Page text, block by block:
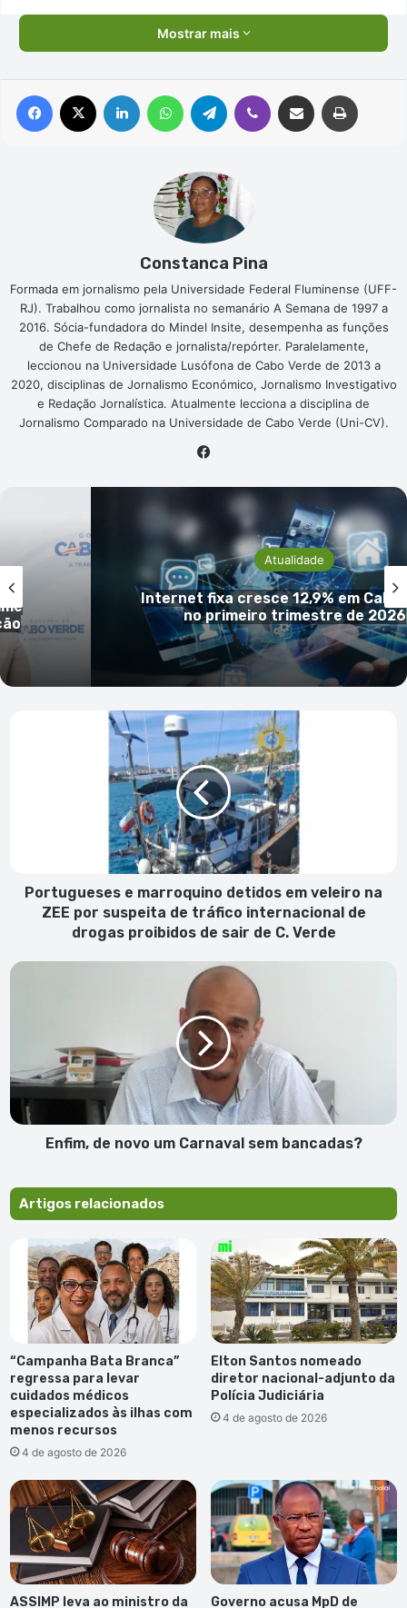
Mostrar mais
Facebook Linkedin WhatsAppTelegram Viber Compartilhar via e-mail
Constanca Pina
Formada em jornalismo pela Universidade Federal Fluminense (UFF-
RJ). Trabalhou como jornalista no semanário A Semana de 1997 a
2016. Sócia-fundadora do Mindel Insite, desempenha as funções
de Chefe de Redação e jornalista/repórter. Paralelamente,
leccionou na Universidade Lusófona de Cabo Verde de 2013 a
2020, disciplinas de Jornalismo Económico, Jornalismo Investigativo
e Redação Jornalística. Atualmente lecciona a disciplina de
Jornalismo Comparado na Universidade de Cabo Verde (Uni-CV).
Atualidade
INECV descarta acusações de
manipulção e reafirma
rigor das estatísticas oficiais
suspeita
de
C.
Verde
Portugueses e marroquino detidos em veleiro na
ZEE por suspeita de tráfico internacional de
drogas proibidos de sair de C. Verde
Enfim,
Carnaval
bancadas?
Enfim, de novo um Carnaval sem bancadas?
Artigos relacionados
“Campanha Bata Branca”
regressa para levar
cuidados médicos
especializados às ilhas com
menos recursos
4 de agosto de 2026
Elton Santos nomeado
diretor nacional-adjunto da
Polícia Judiciária
4 de agosto de 2026
ASSIMP leva ao ministro da Governo acusa MpD de